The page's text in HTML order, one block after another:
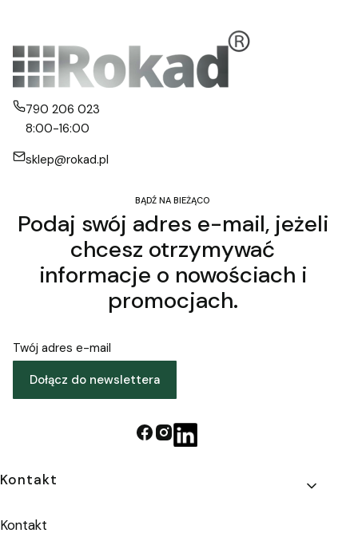
790 206 023
8:00-16:00
sklep@rokad.pl
BĄDŹ NA BIEŻĄCO
Podaj swój adres e-mail, jeżeli
chcesz otrzymywać
informacje o nowościach i
promocjach.
Twój adres e-mail
Dołącz do newslettera
Linki w stopce
Kontakt
Kontakt